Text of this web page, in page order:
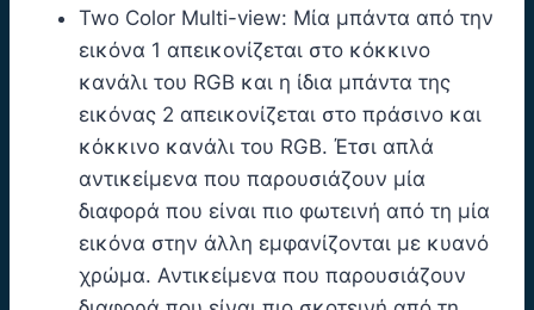
Two Color Multi-view: Μία μπάντα από την
εικόνα 1 απεικονίζεται στο κόκκινο
κανάλι του RGB και η ίδια μπάντα της
εικόνας 2 απεικονίζεται στο πράσινο και
κόκκινο κανάλι του RGB. Έτσι απλά
αντικείμενα που παρουσιάζουν μία
διαφορά που είναι πιο φωτεινή από τη μία
εικόνα στην άλλη εμφανίζονται με κυανό
χρώμα. Αντικείμενα που παρουσιάζουν